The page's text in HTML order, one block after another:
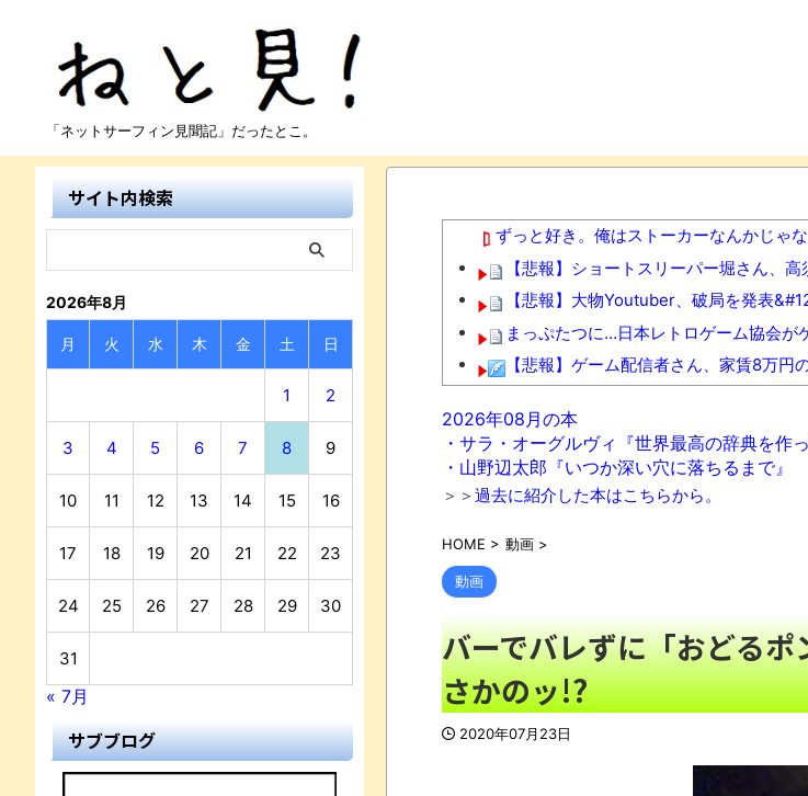
「ネットサーフィン見聞記」だったとこ。
ずっと好き。俺はストーカーなんかじゃな
【悲報】ショートスリーパー堀さん、
【悲報】大物Youtuber、破局を発表
まっぷたつに…日本レトロゲーム協会
【悲報】ゲーム配信者さん、家賃8万
歯磨きしても口臭い奴ｗｗｗｗｗｗｗｗ
【画像】トクリュウのボス怖すぎてワロ
京大病院、脳腫瘍手術でとんでもない
パさん「平和を願う式典なのに防弾ガ
【悲報】太鼓の達人、お馴染みのフォ
【悲報】韓国人「え待って、何で日本
利とか KDDI、楽天へのローミングを9月
2026年08月の本
・サラ・オーグルヴィ『世界最高の辞典を作
・山野辺太郎『いつか深い穴に落ちるまで』
＞＞ 過去に紹介した本はこちらから。
HOME > 動画 >
動画
バーでバレずに「おどる
さかのッ!?
2020年07月23日
サイト内検索
2026年8月
月 火 水 木 金 土 日
1 2
3 4 5 6 7 8 9
10 11 12 13 14 15 16
17 18 19 20 21 22 23
24 25 26 27 28 29 30
31
« 7月
サブブログ